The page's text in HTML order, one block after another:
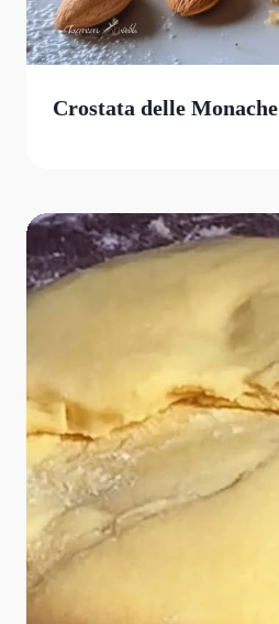
Crostata delle Monache